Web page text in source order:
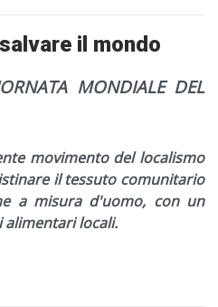
il mondo
MONDIALE DEL
movimento del localismo
il tessuto comunitario
a misura d'uomo, con un
alimentari locali.